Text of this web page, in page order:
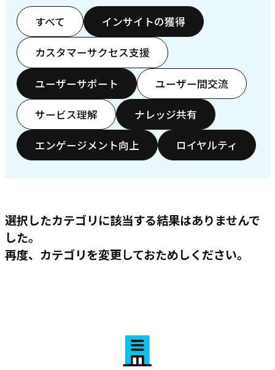
すべて インサイトの獲得
カスタマーサクセス支援
ユーザーサポート ユーザー間交流
サービス理解 ナレッジ共有
エンゲージメント向上 ロイヤルティ
選択したカテゴリに該当する結果はありませんで
した。
再度、カテゴリを変更しておためしください。